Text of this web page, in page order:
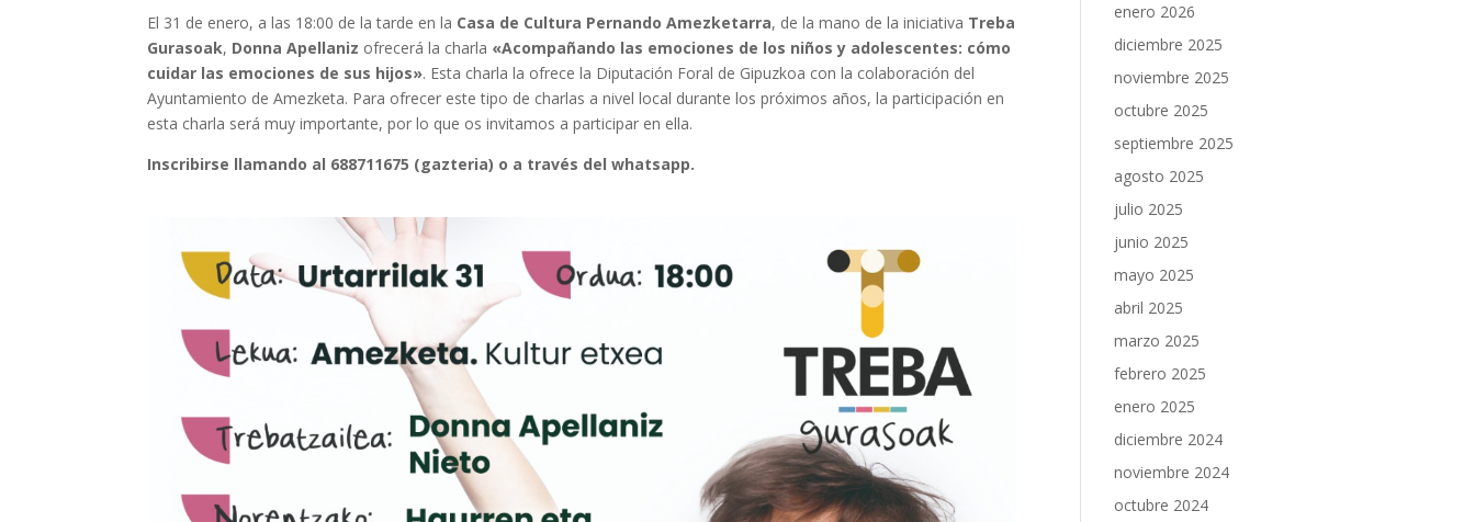
El 31 de enero, a las 18:00 de la tarde en la Casa de Cultura Pernando Amezketarra, de la mano de la iniciativa Treba
Gurasoak, Donna Apellaniz ofrecerá la charla «Acompañando las emociones de los niños y adolescentes: cómo
cuidar las emociones de sus hijos». Esta charla la ofrece la Diputación Foral de Gipuzkoa con la colaboración del
Ayuntamiento de Amezketa. Para ofrecer este tipo de charlas a nivel local durante los próximos años, la participación en
esta charla será muy importante, por lo que os invitamos a participar en ella.
Inscribirse llamando al 688711675 (gazteria) o a través del whatsapp.
enero 2026
diciembre 2025
noviembre 2025
octubre 2025
septiembre 2025
agosto 2025
julio 2025
junio 2025
mayo 2025
abril 2025
marzo 2025
febrero 2025
enero 2025
diciembre 2024
noviembre 2024
octubre 2024